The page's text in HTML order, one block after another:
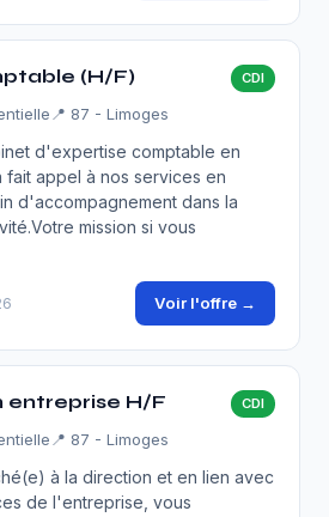
(H/F) CDI
📍 87 - Limoges
d'expertise comptable en
fait appel à nos services en
d'accompagnement dans la
mission si vous
Voir l'offre →
entreprise H/F CDI
📍 87 - Limoges
à la direction et en lien avec
de l'entreprise, vous